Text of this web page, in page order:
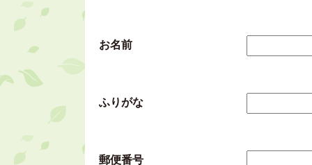
お名前
ふりがな
郵便番号